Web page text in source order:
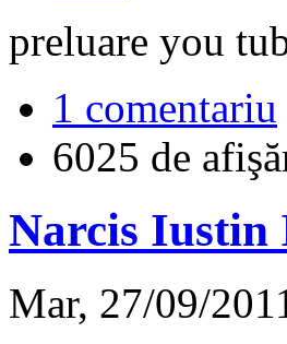
preluare you
1 comentariu
6025 de
Narcis Iustin
Mar, 27/09/